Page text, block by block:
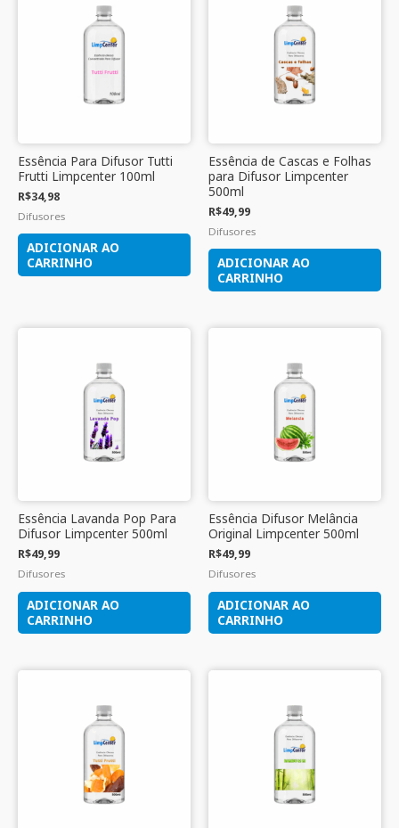
Essência Para Difusor Tutti
Frutti Limpcenter 100ml
R$34,98
Difusores
ADICIONAR AO
CARRINHO
Essência de Cascas e Folhas
para Difusor Limpcenter
500ml
R$49,99
Difusores
ADICIONAR AO
CARRINHO
Essência Lavanda Pop Para
Difusor Limpcenter 500ml
R$49,99
Difusores
ADICIONAR AO
CARRINHO
Essência Difusor Melância
Original Limpcenter 500ml
R$49,99
Difusores
ADICIONAR AO
CARRINHO